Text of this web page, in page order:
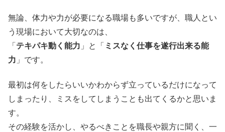
無論、体力や力が必要になる職場も多いですが、職人とい
う現場において大切なのは、
「 テキパキ動く能力 」と「 ミスなく仕事を遂行出来る能
力 」です。
最初は何をしたらいいかわからず立っているだけになって
しまったり、ミスをしてしまうことも出てくるかと思いま
す。
その経験を活かし、やるべきことを職長や親方に聞く、一